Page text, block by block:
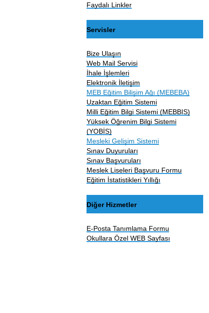
Faydalı Linkler
Servisler
Bize Ulaşın
Web Mail Servisi
İhale İşlemleri
Elektronik İletişim
MEB Eğitim Bilişim Ağı (MEBEBA)
Uzaktan Eğitim Sistemi
Milli Eğitim Bilgi Sistemi (MEBBIS)
Yüksek Öğrenim Bilgi Sistemi
(YOBİS)
Mesleki Gelişim Sistemi
Sınav Duyuruları
Sınav Başvuruları
Meslek Liseleri Başvuru Formu
Eğitim İstatistikleri Yıllığı
Diğer Hizmetler
E-Posta Tanımlama Formu
Okullara Özel WEB Sayfası